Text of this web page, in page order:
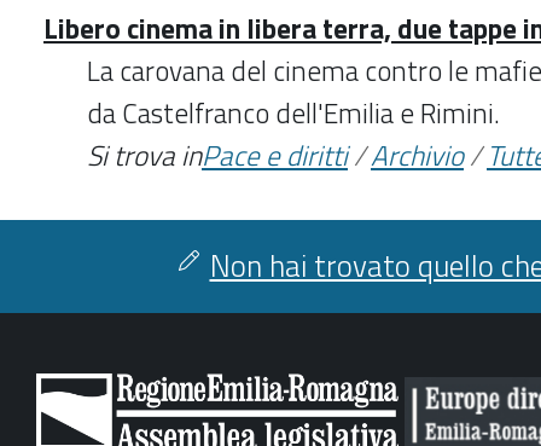
Libero cinema in libera terra, due tappe
La carovana del cinema contro le
da Castelfranco dell'Emilia e Rimini.
Si trova inPace e diritti/Archivio/
Non hai trovato quello